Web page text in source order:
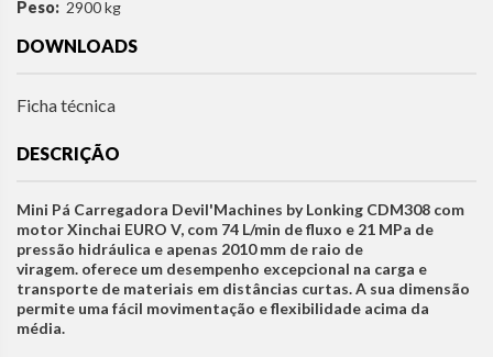
Peso: 2900 kg
DOWNLOADS
Ficha técnica
DESCRIÇÃO
Mini Pá Carregadora Devil'Machines by Lonking CDM308 com
motor Xinchai EURO V, com 74 L/min de fluxo e 21 MPa de
pressão hidráulica e apenas 2010 mm de raio de
viragem. oferece um desempenho excepcional na carga e
transporte de materiais em distâncias curtas. A sua dimensão
permite uma fácil movimentação e flexibilidade acima da
média.